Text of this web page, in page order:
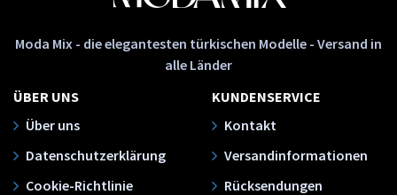
Moda Mix - die elegantesten türkischen Modelle - Versand in
alle Länder
ÜBER UNS
Über uns
Datenschutzerklärung
Cookie-Richtlinie
KUNDENSERVICE
Kontakt
Versandinformationen
Rücksendungen